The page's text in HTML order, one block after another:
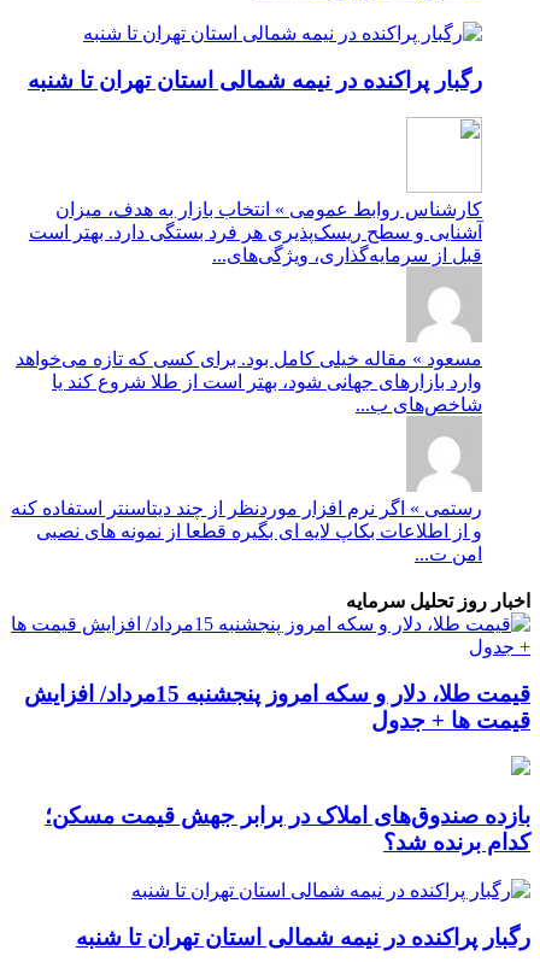
رگبار پراکنده در نیمه شمالی استان تهران تا شنبه
کارشناس روابط عمومی » انتخاب بازار به هدف، میزان
آشنایی و سطح ریسک‌پذیری هر فرد بستگی دارد. بهتر است
قبل از سرمایه‌گذاری، ویژگی‌های...
مسعود » مقاله خیلی کامل بود. برای کسی که تازه می‌خواهد
وارد بازارهای جهانی شود، بهتر است از طلا شروع کند یا
شاخص‌های ب...
رستمی » اگر نرم افزار موردنظر از چند دیتاسنتر استفاده کنه
و از اطلاعات بکاپ لایه ای بگیره قطعا از نمونه های نصبی
امن ت...
اخبار روز تحلیل سرمایه
قیمت طلا، دلار و سکه امروز پنجشنبه 15مرداد/ افزایش
قیمت ها + جدول
بازده صندوق‌های املاک در برابر جهش قیمت مسکن؛
کدام برنده شد؟
رگبار پراکنده در نیمه شمالی استان تهران تا شنبه